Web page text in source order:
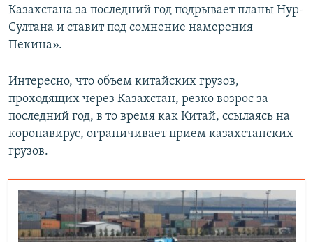
Казахстана за последний год подрывает планы Нур-
Султана и ставит под сомнение намерения
Пекина».
Интересно, что объем китайских грузов,
проходящих через Казахстан, резко возрос за
последний год, в то время как Китай, ссылаясь на
коронавирус, ограничивает прием казахстанских
грузов.